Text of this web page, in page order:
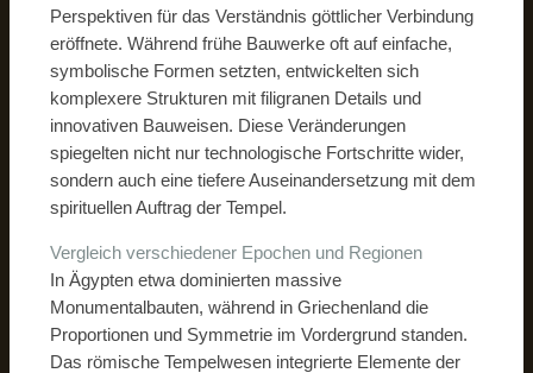
Perspektiven für das Verständnis göttlicher Verbindung
eröffnete. Während frühe Bauwerke oft auf einfache,
symbolische Formen setzten, entwickelten sich
komplexere Strukturen mit filigranen Details und
innovativen Bauweisen. Diese Veränderungen
spiegelten nicht nur technologische Fortschritte wider,
sondern auch eine tiefere Auseinandersetzung mit dem
spirituellen Auftrag der Tempel.
Vergleich verschiedener Epochen und Regionen
In Ägypten etwa dominierten massive
Monumentalbauten, während in Griechenland die
Proportionen und Symmetrie im Vordergrund standen.
Das römische Tempelwesen integrierte Elemente der